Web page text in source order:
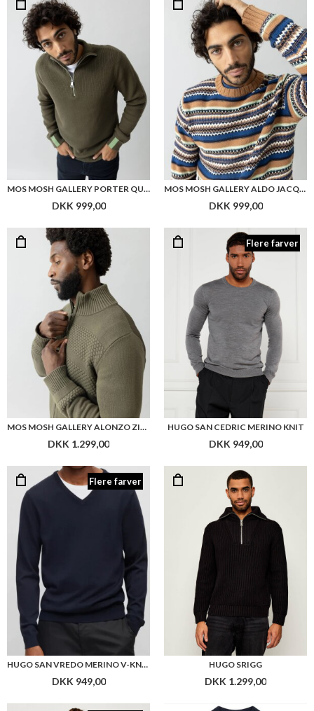
MOS MOSH GALLERY PORTER QUARTER-ZIP KNIT
DKK 999,00
MOS MOSH GALLERY ALDO JACQUARD PULLOVER
DKK 999,00
MOS MOSH GALLERY ALONZO ZIP CARDIGAN
DKK 1.299,00
Flere farver
HUGO SAN CEDRIC MERINO KNIT
DKK 949,00
Flere farver
HUGO SAN VREDO MERINO V-KNIT
DKK 949,00
HUGO SRIGG
DKK 1.299,00